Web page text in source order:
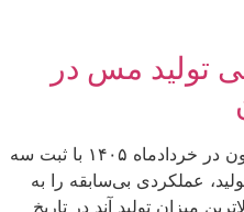
تولید مس در
مجتمع‌های مس سرچشمه و سونگون در خردادماه ۱۴۰۵ با ثبت سه
عملکردی بی‌سابقه را به
میزان تولید آند در تاریخ